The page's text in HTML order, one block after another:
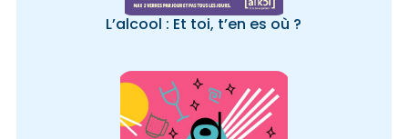
L’alcool : Et toi, t’en es où ?